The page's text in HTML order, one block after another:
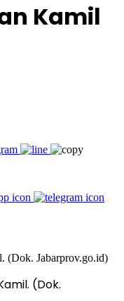
Kamil
(Dok.